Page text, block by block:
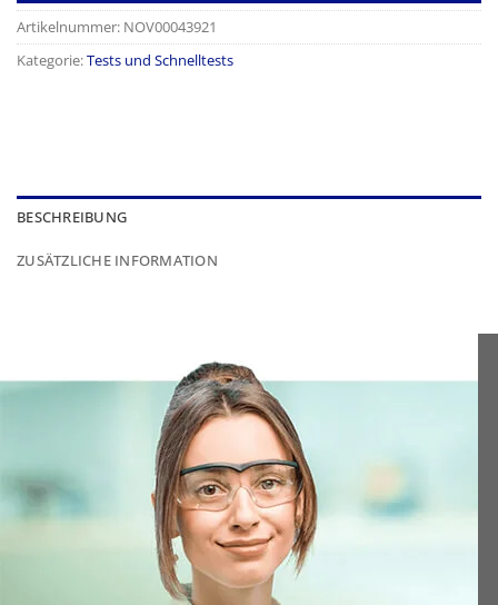
Artikelnummer: NOV00043921
Kategorie:Tests und Schnelltests
BESCHREIBUNG
ZUSÄTZLICHE INFORMATION